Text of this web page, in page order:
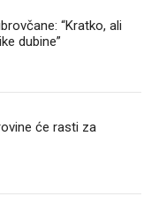
“Kratko, ali
dubine”
će rasti za